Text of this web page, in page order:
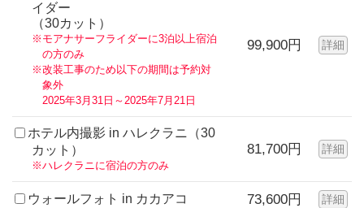
イダー
（30カット）
※モアナサーフライダーに3泊以上宿泊
の方のみ
※改装工事のため以下の期間は予約対
象外
2025年3月31日～2025年7月21日
99,900円 詳細
ホテル内撮影 in ハレクラニ（30
カット）
※ハレクラニに宿泊の方のみ
81,700円 詳細
ウォールフォト in カカアコ 73,600円 詳細